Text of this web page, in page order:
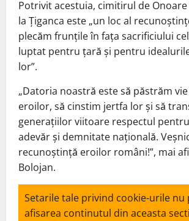
Potrivit acestuia, cimitirul de Onoare
la Ţiganca este „un loc al
plecăm frunţile în faţa sacrificiului
luptat pentru ţară şi pentru
lor”.
„Datoria noastră este să păstrăm
eroilor, să cinstim jertfa lor şi să
generaţiilor viitoare respectul
adevăr şi demnitate naţională.
recunoştinţă eroilor români!”, mai
Bolojan.
Setarile tale privind cookie-urile nu
afisarea continutul din aceasta